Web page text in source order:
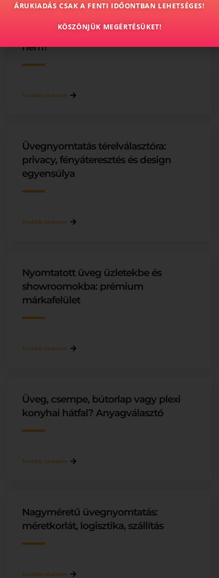
karbantartása: mit szabad és mit
nem?
Tovább olvasom
Üvegnyomtatás térelválasztóra:
privacy, fényáteresztés és design
egyensúlya
Tovább olvasom
Nyomtatott üveg üzletekbe és
showroomokba: prémium
márkafelület
Tovább olvasom
Üveg, csempe, bútorlap vagy plexi
konyhai hátfal? Anyagválasztó
Tovább olvasom
Nagyméretű üvegnyomtatás:
méretkorlát, logisztika, szállítás
Tovább olvasom
ÁRUKIADÁS CSAK A FENTI IDŐONTBAN LEHETSÉGES!
KÖSZÖNJÜK MEGÉRTÉSÜKET!